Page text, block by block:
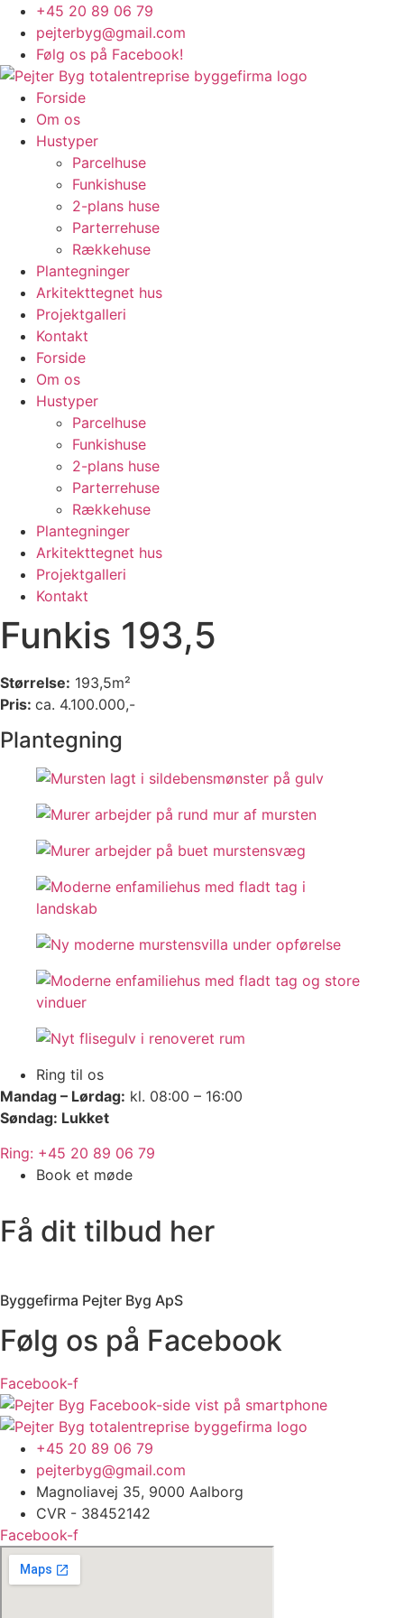
Videre
indhold
+45 20 89 06 79
pejterbyg@gmail.com
Følg os på Facebook!
Forside
Om os
Hustyper
Parcelhuse
Funkishuse
2-plans huse
Parterrehuse
Rækkehuse
Plantegninger
Arkitekttegnet hus
Projektgalleri
Kontakt
Forside
Om os
Hustyper
Parcelhuse
Funkishuse
2-plans huse
Parterrehuse
Rækkehuse
Plantegninger
Arkitekttegnet hus
Projektgalleri
Kontakt
Funkis 193,5
Størrelse: 193,5m²
Pris: ca. 4.100.000,-
Plantegning
Ring til os
Mandag – Lørdag: kl. 08:00 – 16:00
Søndag: Lukket
Ring: +45 20 89 06 79
Book et møde
Få dit tilbud her
Byggefirma Pejter Byg ApS
Følg os på Facebook
Facebook-f
+45 20 89 06 79
pejterbyg@gmail.com
Magnoliavej 35, 9000 Aalborg
CVR - 38452142
Facebook-f